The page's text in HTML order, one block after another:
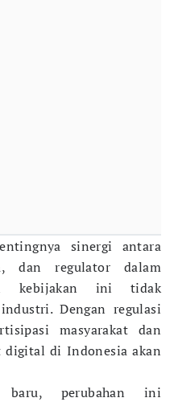
sinergi antara
dan regulator dalam
kebijakan ini tidak
Dengan regulasi
masyarakat dan
digital di Indonesia akan
baru, perubahan ini